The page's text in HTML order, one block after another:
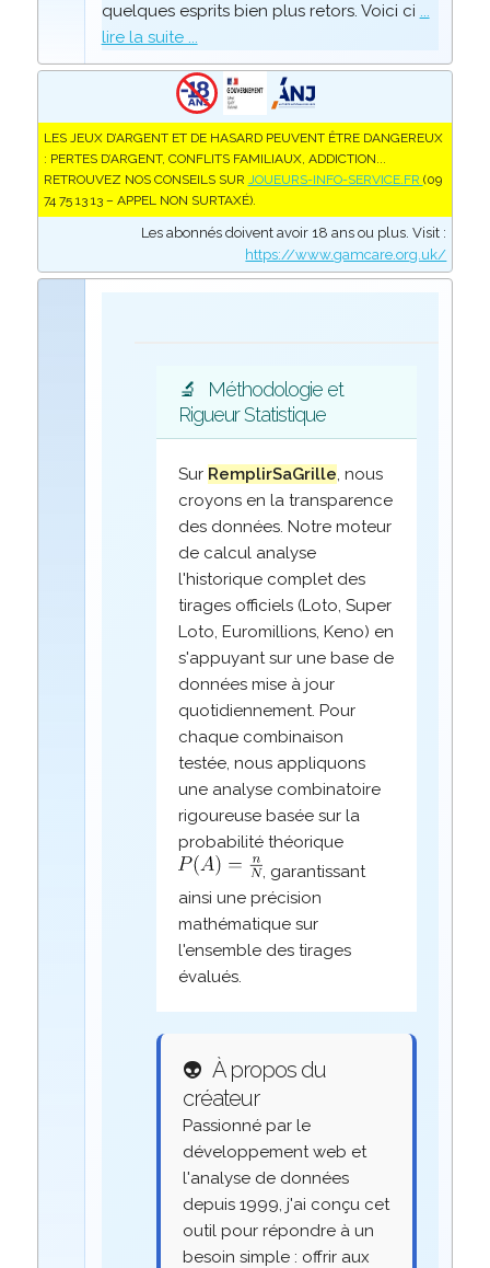
quelques esprits bien plus retors. Voici ci ...
lire la suite ...
LES JEUX D’ARGENT ET DE HASARD PEUVENT ÊTRE DANGEREUX
: PERTES D’ARGENT, CONFLITS FAMILIAUX, ADDICTION...
RETROUVEZ NOS CONSEILS SUR JOUEURS-INFO-SERVICE.FR (09
74 75 13 13 – APPEL NON SURTAXÉ).
Les abonnés doivent avoir 18 ans ou plus. Visit :
https://www.gamcare.org.uk/
🔬
Méthodologie et
Rigueur Statistique
Sur RemplirSaGrille, nous
croyons en la transparence
des données. Notre moteur
de calcul analyse
l'historique complet des
tirages officiels (Loto, Super
Loto, Euromillions, Keno) en
s'appuyant sur une base de
données mise à jour
quotidiennement. Pour
chaque combinaison
testée, nous appliquons
une analyse combinatoire
rigoureuse basée sur la
probabilité théorique
, garantissant
ainsi une précision
mathématique sur
l'ensemble des tirages
évalués.
👽 À propos du
créateur
Passionné par le
développement web et
l'analyse de données
depuis 1999, j'ai conçu cet
outil pour répondre à un
besoin simple : offrir aux